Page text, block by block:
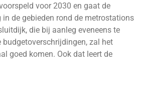
voor 2030 en gaat de
de gebieden rond de metrostations
die bij aanleg eveneens te
zal het
goed komen. Ook dat leert de